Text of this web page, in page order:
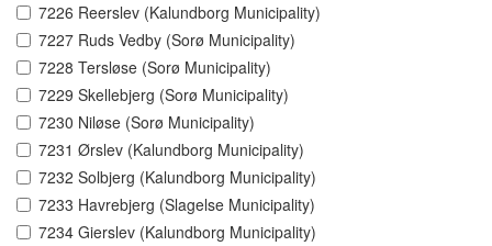
7226 Reerslev (Kalundborg Municipality)
7227 Ruds Vedby (Sorø Municipality)
7228 Tersløse (Sorø Municipality)
7229 Skellebjerg (Sorø Municipality)
7230 Niløse (Sorø Municipality)
7231 Ørslev (Kalundborg Municipality)
7232 Solbjerg (Kalundborg Municipality)
7233 Havrebjerg (Slagelse Municipality)
7234 Gierslev (Kalundborg Municipality)